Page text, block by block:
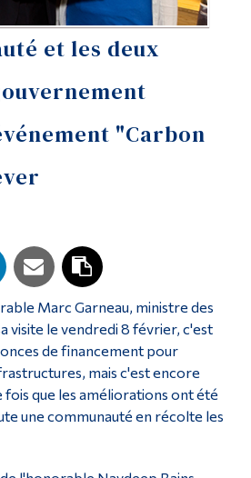
et les deux
"Carbon
Marc Garneau, ministre des
visite le vendredi 8 février, c'est
de financement pour
mais c'est encore
fois que les améliorations ont été
une communauté en récolte les
La vie à Dawson
Qui vous êtes
Futurs étudiants